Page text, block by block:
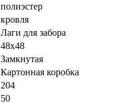
полиэстер
кровля
Лаги для забора
48х48
Замкнутая
Картонная коробка
204
50